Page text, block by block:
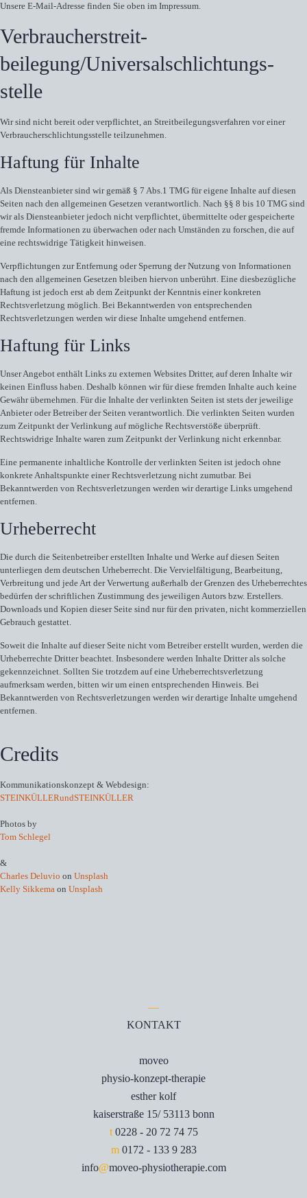
Unsere E-Mail-Adresse finden Sie oben im Impressum.
Verbraucher­streit­
beilegung/Universal­schlichtungs­
stelle
Wir sind nicht bereit oder verpflichtet, an Streitbeilegungsverfahren vor einer
Verbraucherschlichtungsstelle teilzunehmen.
Haftung für Inhalte
Als Diensteanbieter sind wir gemäß § 7 Abs.1 TMG für eigene Inhalte auf diesen
Seiten nach den allgemeinen Gesetzen verantwortlich. Nach §§ 8 bis 10 TMG sind
wir als Diensteanbieter jedoch nicht verpflichtet, übermittelte oder gespeicherte
fremde Informationen zu überwachen oder nach Umständen zu forschen, die auf
eine rechtswidrige Tätigkeit hinweisen.
Verpflichtungen zur Entfernung oder Sperrung der Nutzung von Informationen
nach den allgemeinen Gesetzen bleiben hiervon unberührt. Eine diesbezügliche
Haftung ist jedoch erst ab dem Zeitpunkt der Kenntnis einer konkreten
Rechtsverletzung möglich. Bei Bekanntwerden von entsprechenden
Rechtsverletzungen werden wir diese Inhalte umgehend entfernen.
Haftung für Links
Unser Angebot enthält Links zu externen Websites Dritter, auf deren Inhalte wir
keinen Einfluss haben. Deshalb können wir für diese fremden Inhalte auch keine
Gewähr übernehmen. Für die Inhalte der verlinkten Seiten ist stets der jeweilige
Anbieter oder Betreiber der Seiten verantwortlich. Die verlinkten Seiten wurden
zum Zeitpunkt der Verlinkung auf mögliche Rechtsverstöße überprüft.
Rechtswidrige Inhalte waren zum Zeitpunkt der Verlinkung nicht erkennbar.
Eine permanente inhaltliche Kontrolle der verlinkten Seiten ist jedoch ohne
konkrete Anhaltspunkte einer Rechtsverletzung nicht zumutbar. Bei
Bekanntwerden von Rechtsverletzungen werden wir derartige Links umgehend
entfernen.
Urheberrecht
Die durch die Seitenbetreiber erstellten Inhalte und Werke auf diesen Seiten
unterliegen dem deutschen Urheberrecht. Die Vervielfältigung, Bearbeitung,
Verbreitung und jede Art der Verwertung außerhalb der Grenzen des Urheberrechtes
bedürfen der schriftlichen Zustimmung des jeweiligen Autors bzw. Erstellers.
Downloads und Kopien dieser Seite sind nur für den privaten, nicht kommerziellen
Gebrauch gestattet.
Soweit die Inhalte auf dieser Seite nicht vom Betreiber erstellt wurden, werden die
Urheberrechte Dritter beachtet. Insbesondere werden Inhalte Dritter als solche
gekennzeichnet. Sollten Sie trotzdem auf eine Urheberrechtsverletzung
aufmerksam werden, bitten wir um einen entsprechenden Hinweis. Bei
Bekanntwerden von Rechtsverletzungen werden wir derartige Inhalte umgehend
entfernen.
Credits
Kommunikationskonzept & Webdesign:
STEINKÜLLERundSTEINKÜLLER
Photos by
Tom Schlegel
&
Charles Deluvio on Unsplash
Kelly Sikkema on Unsplash
—
KONTAKT
moveo
physio-konzept-therapie
esther kolf
kaiserstraße 15/ 53113 bonn
t0228 - 20 72 74 75
m0172 - 133 9 283
info@moveo-physiotherapie.com